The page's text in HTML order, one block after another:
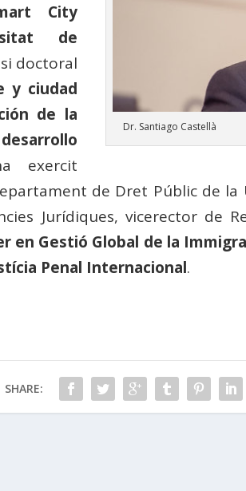
Dr. Santiago Castellà
City
de
doctoral
y ciudad
de la
exercit
de Dret Públic de
Jurídiques, vicerector de
en Gestió Global de la
Penal Internacional.
SHARE: